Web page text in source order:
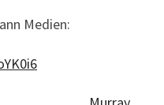
Medien: